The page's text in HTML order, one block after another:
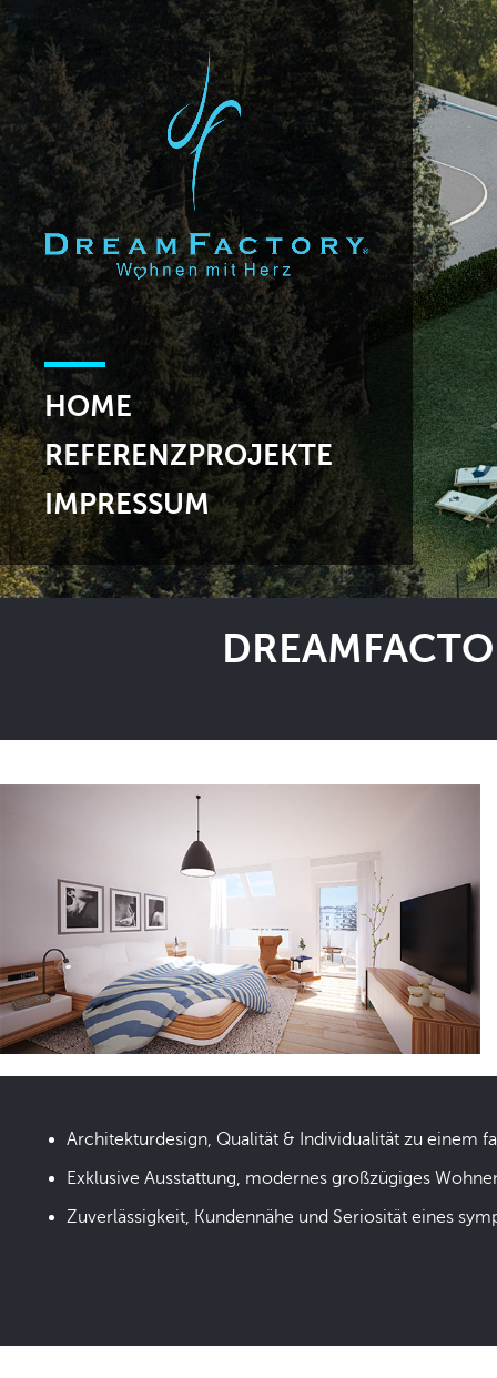
HOME
REFERENZPROJEKTE
IMPRESSUM
Architekturdesign, Qualität & Individualität zu einem
Exklusive Ausstattung, modernes großzügiges
Zuverlässigkeit, Kundennähe und Seriosität eines